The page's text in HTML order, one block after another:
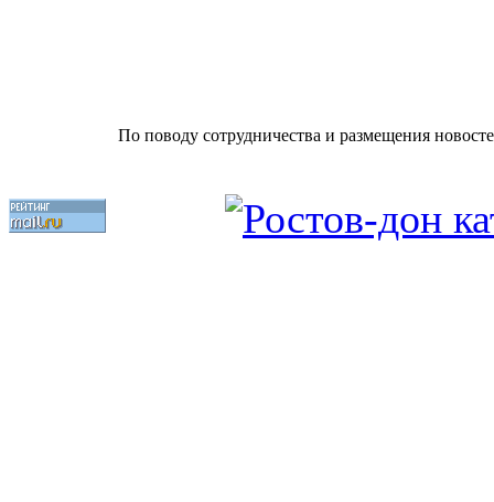
По поводу сотрудничества и размещения